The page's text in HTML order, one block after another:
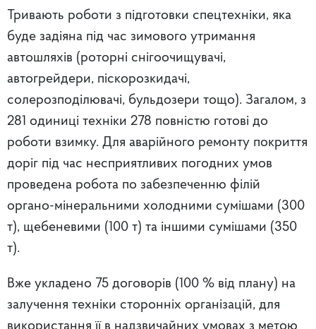
Тривають роботи з підготовки спецтехніки, яка
буде задіяна під час зимового утримання
автошляхів (роторні снігоочищувачі,
автогрейдери, піскорозкидачі,
солерозподілювачі, бульдозери тощо). Загалом, з
281 одиниці техніки 278 повністю готові до
роботи взимку. Для аварійного ремонту покриття
доріг під час несприятливих погодних умов
проведена робота по забезпеченню філій
органо-мінеральними холодними сумішами (300
т), щебеневими (100 т) та іншими сумішами (350
т).
Вже укладено 75 договорів (100 % від плану) на
залучення техніки сторонніх організацій, для